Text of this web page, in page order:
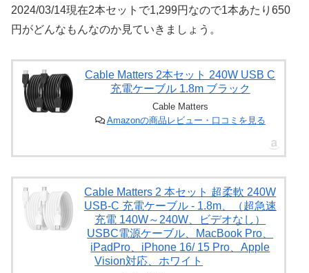
2024/03/14現在2本セットで1,299円なので1本あたり650
円がどんなもんなのか見ていきましょう。
Cable Matters 2本セット 240W USB C
充電ケーブル 1.8m ブラック
Cable Matters
Amazonの商品レビュー・口コミを見る
Cable Matters 2 本セット 超柔軟 240W
USB-C 充電ケーブル - 1.8m、（超急速
充電 140W～240W、ビデオなし）
USBC電源ケーブル、MacBook Pro、
iPadPro、iPhone 16/ 15 Pro、Apple
Vision対応、ホワイト